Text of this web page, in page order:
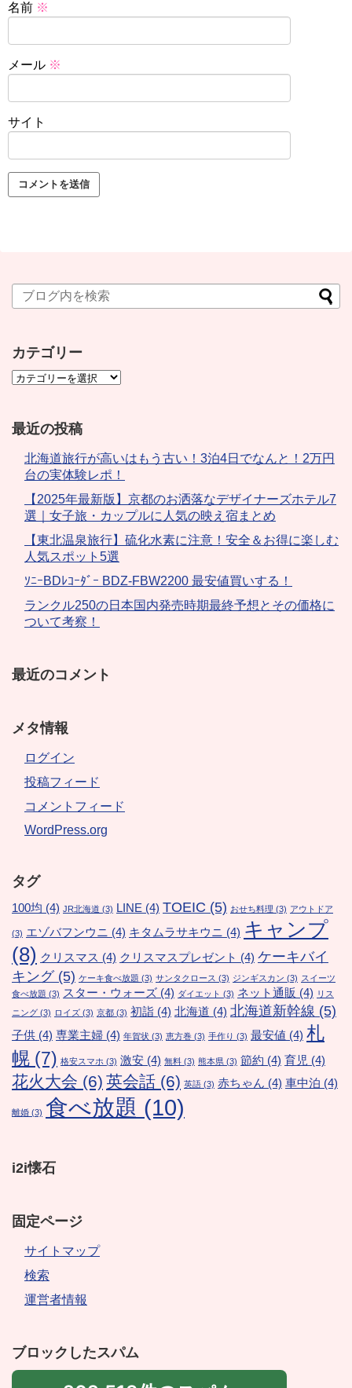
名前 ※
メール ※
サイト
カテゴリー
最近の投稿
北海道旅行が高いはもう古い！3泊4日でなんと！2万円
台の実体験レポ！
【2025年最新版】京都のお洒落なデザイナーズホテル7
選｜女子旅・カップルに人気の映え宿まとめ
【東北温泉旅行】硫化水素に注意！安全＆お得に楽しむ
人気スポット5選
ｿﾆｰBDﾚｺｰﾀﾞｰ BDZ-FBW2200 最安値買いする！
ランクル250の日本国内発売時期最終予想とその価格に
ついて考察！
最近のコメント
メタ情報
ログイン
投稿フィード
コメントフィード
WordPress.org
タグ
100均 (4) JR北海道 (3) LINE (4) TOEIC (5) おせち料理 (3) アウトドア
(3) エゾバフンウニ (4) キタムラサキウニ (4) キャンプ
(8) クリスマス (4) クリスマスプレゼント (4) ケーキバイ
キング(5) ケーキ食べ放題 (3) サンタクロース (3) ジンギスカン (3) スイーツ
食べ放題 (3) スター・ウォーズ (4) ダイエット (3) ネット通販 (4) リス
ニング (3) ロイズ (3) 京都 (3) 初詣 (4) 北海道 (4) 北海道新幹線 (5)
子供 (4) 専業主婦 (4) 年賀状 (3) 恵方巻 (3) 手作り (3) 最安値 (4) 札
幌 (7) 格安スマホ (3) 激安 (4) 無料 (3) 熊本県 (3) 節約 (4) 育児 (4)
花火大会 (6) 英会話 (6) 英語 (3) 赤ちゃん (4) 車中泊 (4)
離婚 (3) 食べ放題 (10)
i2i懐石
固定ページ
サイトマップ
検索
運営者情報
ブロックしたスパム